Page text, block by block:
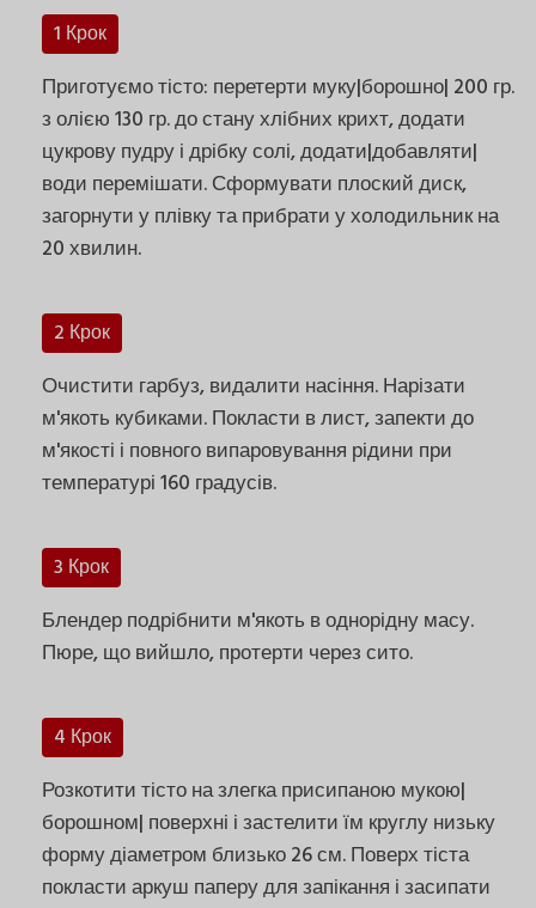
1 Крок
Приготуємо тісто: перетерти муку|борошно| 200 гр.
з олією 130 гр. до стану хлібних крихт, додати
цукрову пудру і дрібку солі, додати|добавляти|
води перемішати. Сформувати плоский диск,
загорнути у плівку та прибрати у холодильник на
20 хвилин.
2 Крок
Очистити гарбуз, видалити насіння. Нарізати
м'якоть кубиками. Покласти в лист, запекти до
м'якості і повного випаровування рідини при
температурі 160 градусів.
3 Крок
Блендер подрібнити м'якоть в однорідну масу.
Пюре, що вийшло, протерти через сито.
4 Крок
Розкотити тісто на злегка присипаною мукою|
борошном| поверхні і застелити їм круглу низьку
форму діаметром близько 26 см. Поверх тіста
покласти аркуш паперу для запікання і засипати